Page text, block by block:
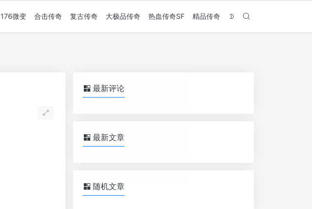
176微变 合击传奇 复古传奇 大极品传奇 热血传奇SF 精品传奇
最新评论
最新文章
随机文章